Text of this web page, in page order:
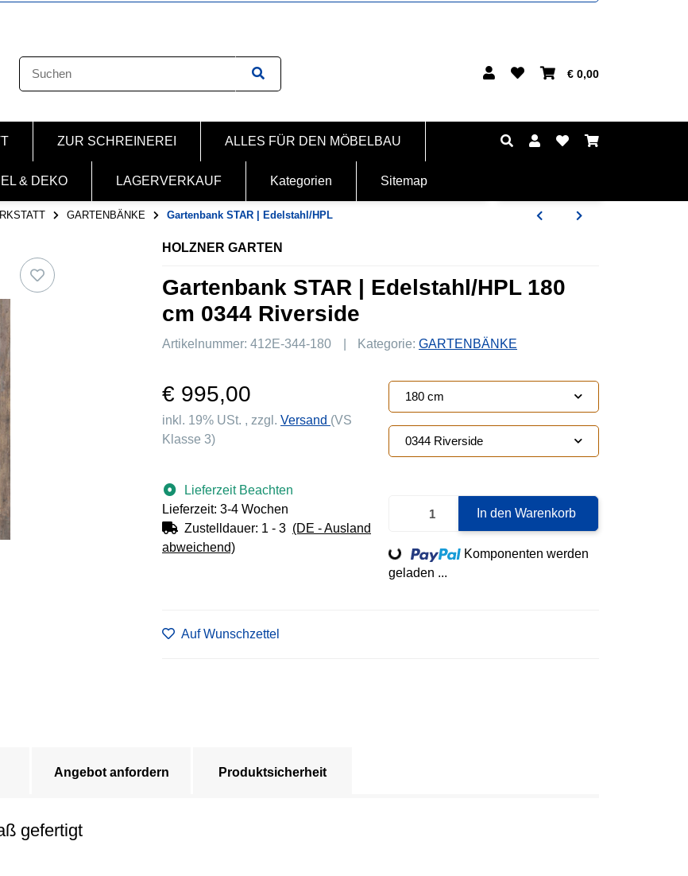
€ 0,00
ZUR SCHREINEREI ALLES FÜR DEN MÖBELBAU
& DEKO LAGERVERKAUF Kategorien Sitemap
GARTENBÄNKE Gartenbank STAR | Edelstahl/HPL
HOLZNER GARTEN
Gartenbank STAR | Edelstahl/HPL 180
cm 0344 Riverside
Artikelnummer: 412E-344-180 Kategorie: GARTENBÄNKE
€ 995,00
inkl. 19% USt. , zzgl. Versand (VS
Klasse 3)
Lieferzeit Beachten
Lieferzeit: 3-4 Wochen
Zustelldauer: 1 - 3 (DE - Ausland
abweichend)
180 cm
0344 Riverside
In den Warenkorb
Loading...
Komponenten werden
geladen ...
Auf Wunschzettel
Angebot anfordern Produktsicherheit
gefertigt